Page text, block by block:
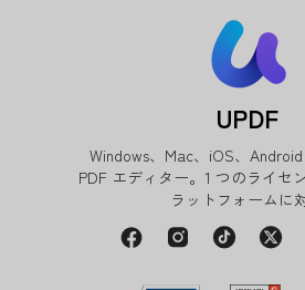
UPDF
Windows、Mac、iOS、
PDF エディター。1 つのライセ
ラットフォームに